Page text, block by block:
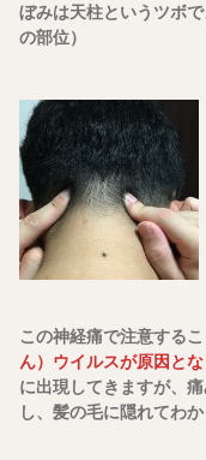
ぼみは天柱というツボ
の部位）
この神経痛で注意する
ん）ウイルスが原因とな
に出現してきますが、
し、髪の毛に隠れてわ